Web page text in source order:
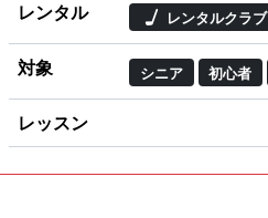
レンタル レンタルクラブ
対象 シニア 初心者
レッスン